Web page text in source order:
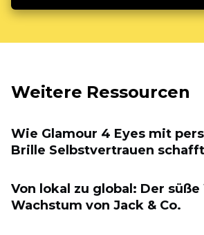
Weitere Ressourcen
Wie Glamour 4 Eyes mit
Brille Selbstvertrauen schafft
Von lokal zu global: Der
Wachstum von Jack & Co.